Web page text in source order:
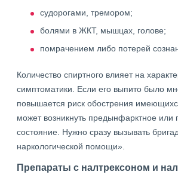
судорогами, тремором;
болями в ЖКТ, мышцах, голове;
помрачением либо потерей
Количество спиртного влияет на
симптоматики. Если его выпито было
повышается риск обострения
может возникнуть предынфарктное или
состояние. Нужно сразу вызывать
наркологической помощи».
Препараты с налтрексоном и